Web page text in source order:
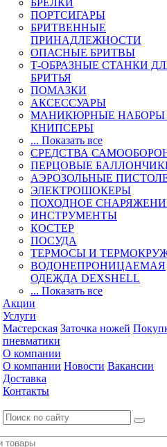
БРЕЛКИ
ПОРТСИГАРЫ
БРИТВЕННЫЕ
ПРИНАДЛЕЖНОСТИ
ОПАСНЫЕ БРИТВЫ
Т-ОБРАЗНЫЕ СТАНКИ
БРИТЬЯ
ПОМАЗКИ
АКСЕССУАРЫ
МАНИКЮРНЫЕ НАБОРЫ
КНИПСЕРЫ
... Показать все
СРЕДСТВА
ПЕРЦОВЫЕ
АЭРОЗОЛЬНЫЕ
ЭЛЕКТРОШОКЕРЫ
ПОХОДНОЕ
ИНСТРУМЕНТЫ
КОСТЕР
ПОСУДА
ТЕРМОСЫ И
ВОДОНЕПРОНИЦАЕМАЯ
ОДЕЖДА DEXSHELL
... Показать все
Акции
Услуги
Мастерская Заточка ножей
пневматики
О компании
О компании Новости Вакансии
Доставка
Контакты